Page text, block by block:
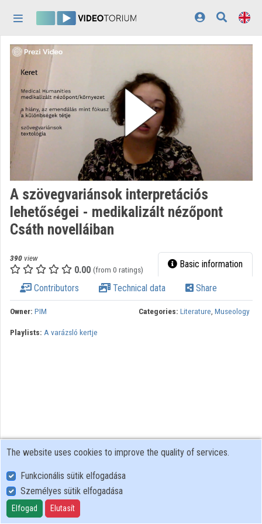
Home
Log In
Discovery
Categories
Playlists
Organizations
Contributors
Appearance:light
A szövegvariánsok interpretációs
lehetőségei - medikalizált nézőpont
Csáth novelláiban
390 view
0.00 (from 0 ratings) Basic information
Contributors Technical data Share
Owner: PIM Categories: Literature, Museology
Playlists: A varázsló kertje
User Policy
Adatkezelési tájékoztató (en)
Cookie Policy
The website uses cookies to improve the quality of services.
Funkcionális sütik elfogadása
Személyes sütik elfogadása
Elfogad Elutasít